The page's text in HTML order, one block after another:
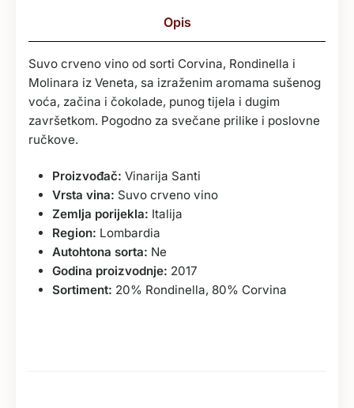
Opis
Suvo crveno vino od sorti Corvina, Rondinella i
Molinara iz Veneta, sa izraženim aromama sušenog
voća, začina i čokolade, punog tijela i dugim
završetkom. Pogodno za svečane prilike i poslovne
ručkove.
Proizvođač: Vinarija Santi
Vrsta vina: Suvo crveno vino
Zemlja porijekla: Italija
Region: Lombardia
Autohtona sorta: Ne
Godina proizvodnje: 2017
Sortiment: 20% Rondinella, 80% Corvina